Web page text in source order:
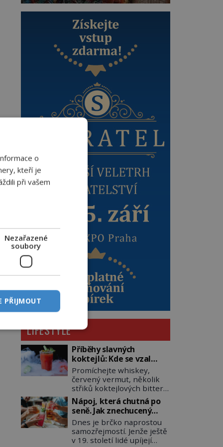
LIFESTYLE
Příběhy slavných
koktejlů: Kde se vzal
Manhattan a Bloody
Mary?
Promíchejte whiskey,
červený vermut, několik
střiků koktejlových bitters
a led, sceďte, ozdobte
koktejlovou třešinkou a
tadá… Manhattan je tu! A
pokud to má být skutečně
on, dejte si pozor, ať místo
klasické americké rye
Nápoj, která chutná po
seně. Jak znechucený
Američan vymyslel brčko
Dnes je brčko naprostou
samozřejmostí. Jenže ještě
v 19. století lidé upíjejí
o
kteří je
při vašem
Nezařazené
soubory
PŘIJMOUT